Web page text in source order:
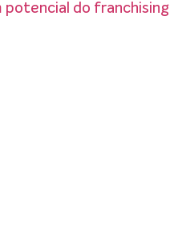
potencial do franchising